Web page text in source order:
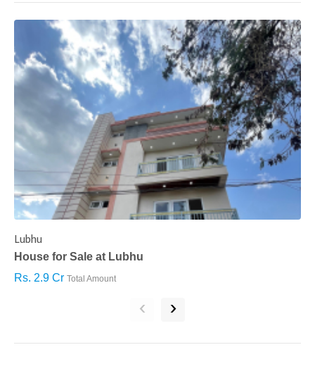
Lubhu
House for Sale at Lubhu
Rs. 2.9 Cr Total Amount
‹ ›